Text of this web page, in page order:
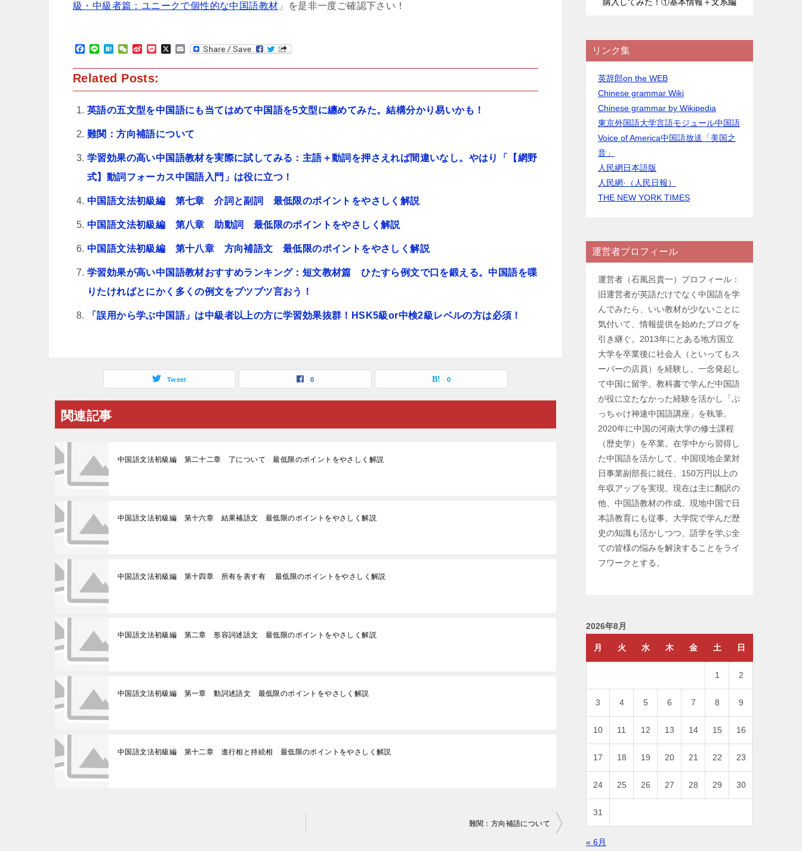
級・中級者篇：ユニークで個性的な中国語教材 」を是非一度ご確認下さい！
F
c
e
o
k
L
n
e
H
t
e
W
C
h
S
n
a
i
b
P
c
k
X
E
a
Related Posts:
英語の五文型を中国語にも当てはめて中国語を5文型に纏めてみた。結構分かり易いかも！
難関：方向補語について
学習効果の高い中国語教材を実際に試してみる：主語＋動詞を押さえれば間違いなし。やはり「【網野
式】動詞フォーカス中国語入門」は役に立つ！
中国語文法初級編 第七章 介詞と副詞 最低限のポイントをやさしく解説
中国語文法初級編 第八章 助動詞 最低限のポイントをやさしく解説
中国語文法初級編 第十八章 方向補語文 最低限のポイントをやさしく解説
学習効果が高い中国語教材おすすめランキング：短文教材篇 ひたすら例文で口を鍛える。中国語を喋
りたければとにかく多くの例文をブツブツ言おう！
「誤用から学ぶ中国語」は中級者以上の方に学習効果抜群！HSK5級or中検2級レベルの方は必須！
Tweet 0 0
関連記事
中国語文法初級編 第二十二章 了について 最低限のポイントをやさしく解説
中国語文法初級編 第十六章 結果補語文 最低限のポイントをやさしく解説
中国語文法初級編 第十四章 所有を表す有 最低限のポイントをやさしく解説
中国語文法初級編 第二章 形容詞述語文 最低限のポイントをやさしく解説
中国語文法初級編 第一章 動詞述語文 最低限のポイントをやさしく解説
中国語文法初級編 第十二章 進行相と持続相 最低限のポイントをやさしく解説
難関：方向補語について
購入してみた！①基本情報＋文系編
リンク集
英辞郎on the WEB
Chinese grammar Wiki
Chinese grammar by Wikipedia
東京外国語大学言語モジュール中国語
Voice of America中国語放送「美国之
音」
人民網日本語版
人民網·（人民日報）
THE NEW YORK TIMES
運営者プロフィール
運営者（石風呂貴一）プロフィール：
旧運営者が英語だけでなく中国語を学
んでみたら、いい教材が少ないことに
気付いて、情報提供を始めたブログを
引き継ぐ。2013年にとある地方国立
大学を卒業後に社会人（といってもス
ーパーの店員）を経験し、一念発起し
て中国に留学。教科書で学んだ中国語
が役に立たなかった経験を活かし「ぶ
っちゃけ神速中国語講座」を執筆。
2020年に中国の河南大学の修士課程
（歴史学）を卒業。在学中から習得し
た中国語を活かして、中国現地企業対
日事業副部長に就任、150万円以上の
年収アップを実現。現在は主に翻訳の
他、中国語教材の作成、現地中国で日
本語教育にも従事。大学院で学んだ歴
史の知識も活かしつつ、語学を学ぶ全
ての皆様の悩みを解決することをライ
フワークとする。
2026年8月
月 火 水 木 金 土 日
1 2
3 4 5 6 7 8 9
10 11 12 13 14 15 16
17 18 19 20 21 22 23
24 25 26 27 28 29 30
31
« 6月